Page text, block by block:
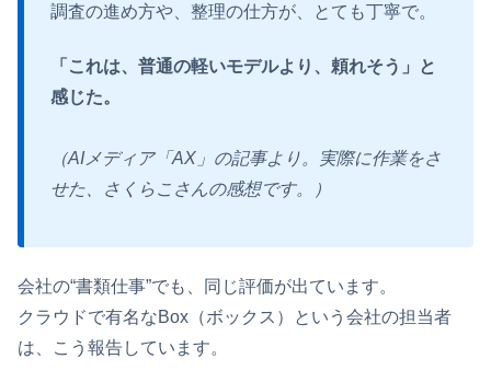
調査の進め方や、整理の仕方が、とても丁寧で。
「これは、普通の軽いモデルより、頼れそう」と
感じた。
（AIメディア「AX」の記事より。実際に作業をさ
せた、さくらこさんの感想です。）
会社の“書類仕事”でも、同じ評価が出ています。
クラウドで有名なBox（ボックス）という会社の担当者
は、こう報告しています。